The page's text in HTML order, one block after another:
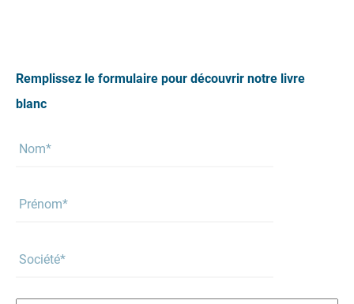
Remplissez le formulaire pour découvrir notre livre
blanc